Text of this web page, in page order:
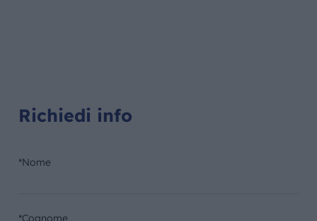
Richiedi info
*Nome
*Cognome